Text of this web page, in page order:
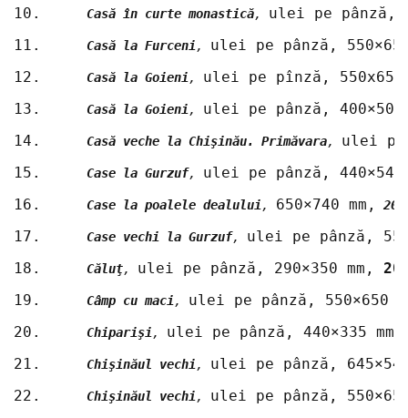
Casă în curte monastică, ulei pe pânză,
Casă la Furceni, ulei pe pânză,
Casă la Goieni, ulei pe pînză,
Casă la Goieni, ulei pe pânză,
Casă veche la Chişinău. Primăvara, ulei pe
Case la Gurzuf, ulei pe pânză,
Case la poalele dealului, 650×740 mm,
Case vechi la Gurzuf, ulei pe pânză,
Căluţ, ulei pe pânză, 290×350 mm,
Câmp cu maci, ulei pe pânză, 550×650
Chiparişi, ulei pe pânză, 440×335
Chişinăul vechi, ulei pe pânză,
Chişinăul vechi, ulei pe pânză,